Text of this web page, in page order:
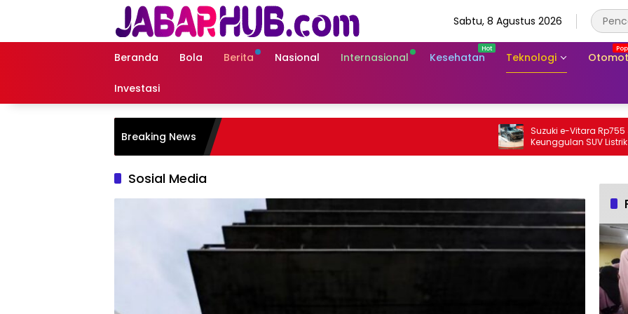
Sabtu, 8 Agustus 2026
Beranda Bola Berita Nasional Internasional Kesehatan Teknologi
Investasi
Breaking News
Suzuki e-Vitara Rp755 Juta, Apa
Keunggulan SUV Listrik Pertama
Sosial Media